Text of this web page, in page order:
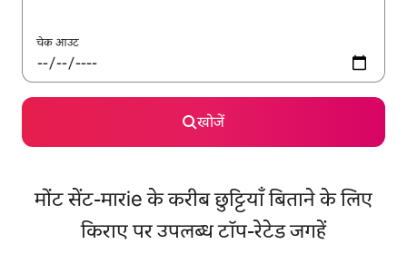
चेक आउट
खोजें
मोंट सेंट-मारie के करीब छुट्टियाँ बिताने के लिए
किराए पर उपलब्ध टॉप-रेटेड जगहें